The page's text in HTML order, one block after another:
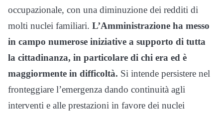
occupazionale, con una diminuzione dei redditi di
molti nuclei familiari. L’Amministrazione ha messo
in campo numerose iniziative a supporto di tutta
la cittadinanza, in particolare di chi era ed è
maggiormente in difficoltà. Si intende persistere nel
fronteggiare l’emergenza dando continuità agli
interventi e alle prestazioni in favore dei nuclei